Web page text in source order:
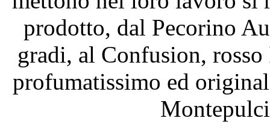
prodotto, dal Pecorino
gradi, al Confusion,
profumatissimo ed